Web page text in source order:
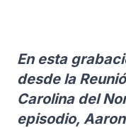
En esta
desde la
Carolina del
episodio,